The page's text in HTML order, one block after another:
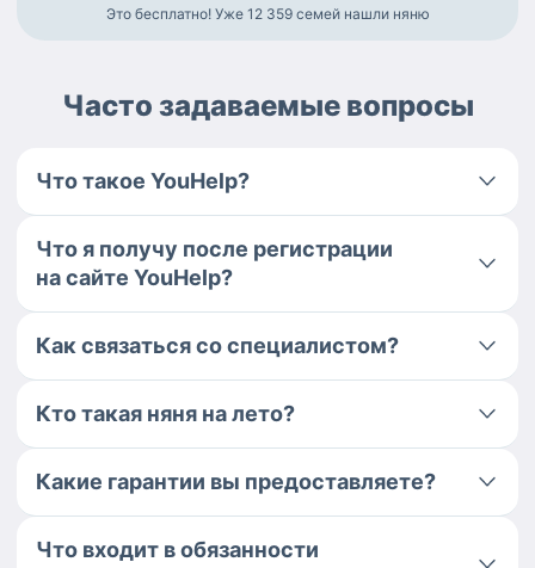
Это бесплатно! Уже 12 359 семей нашли няню
Часто задаваемые вопросы
Что такое YouHelp?
Что я получу после регистрации
на сайте YouHelp?
Как связаться со специалистом?
Кто такая няня на лето?
Какие гарантии вы предоставляете?
Что входит в обязанности